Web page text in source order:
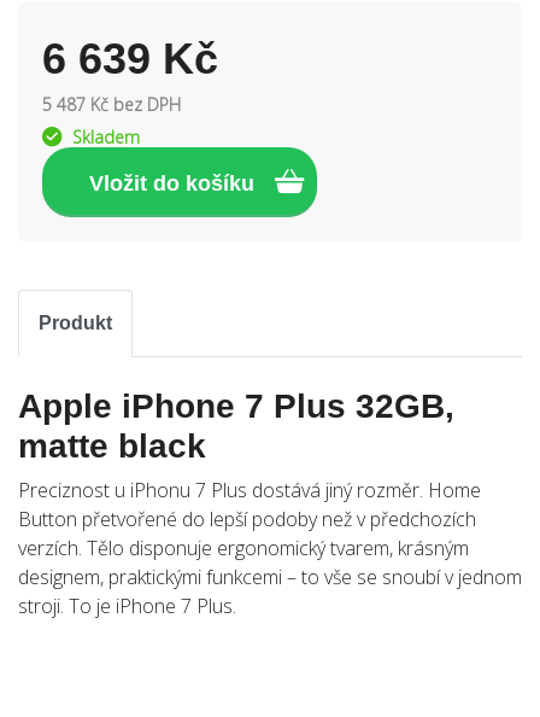
6 639 Kč
5 487 Kč bez DPH
Skladem
Produkt
Apple iPhone 7 Plus 32GB,
matte black
Preciznost u iPhonu 7 Plus dostává jiný rozměr. Home
Button přetvořené do lepší podoby než v předchozích
verzích. Tělo disponuje ergonomický tvarem, krásným
designem, praktickými funkcemi – to vše se snoubí v jednom
stroji. To je iPhone 7 Plus.